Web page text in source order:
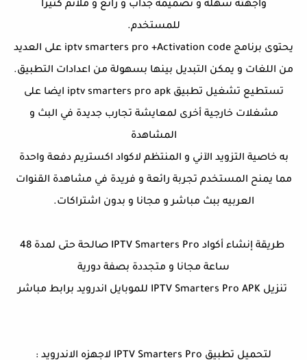
واجهته سهلة و تصميمه جذاب و رائع و ملائم كثيرا
للمستخدم.
يحتوى برنامج iptv smarters pro +Activation code على العديد
من اللغات و يمكن التبديل بينها بسهولة من اعدادات التطبيق.
تستطيع تشغيل تطبيق iptv smarters pro apk ايضا على
مشغلات خارجية أخرى لمعايشة تجارب جديدة في البث و
المشاهدة
به خاصية التزويد الآني و المنتظم لاكواد اكستريم دفعة واحدة
مما يمنح المستخدم تجربة رائعة و فريدة في مشاهدة القنوات
العربيه ببث مباشر و مجانا و بدون اشتراكات.
طريقة إنشاء أكواد IPTV Smarters Pro صالحة حتى لمدة 48
ساعة مجانا و متجددة بصفة دورية
تنزيل IPTV Smarters Pro APK للموبايل اندرويد برابط مباشر
لتحميل تطبيق IPTV Smarters Pro لاجهزه الاندرويد :